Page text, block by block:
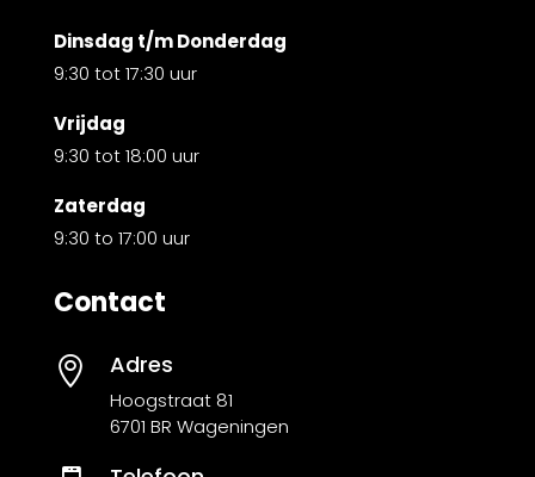
Dinsdag t/m Donderdag
9:30 tot 17:30 uur
Vrijdag
9:30 tot 18:00 uur
Zaterdag
9:30 to 17:00 uur
Contact
 Adres
Hoogstraat 81
6701 BR Wageningen